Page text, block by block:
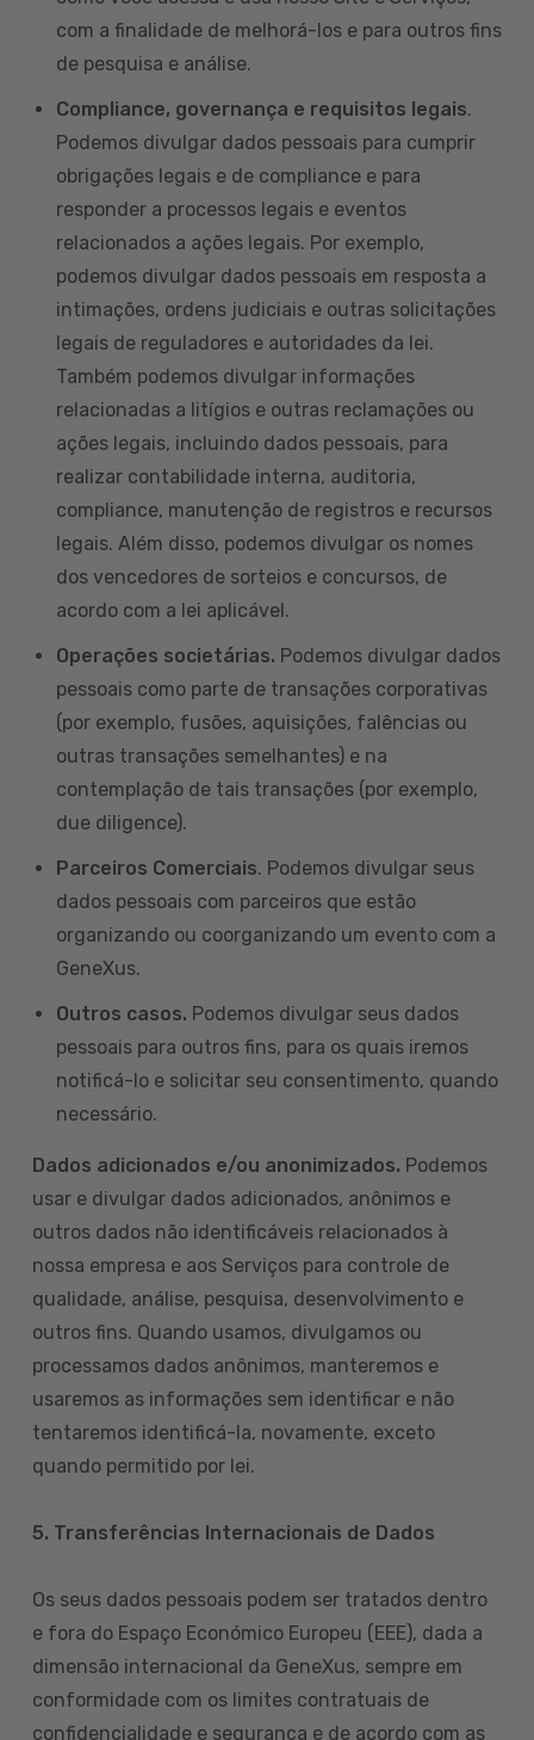
com a finalidade de melhorá-los e para outros fins
de pesquisa e análise.
Compliance, governança e requisitos legais.
Podemos divulgar dados pessoais para cumprir
obrigações legais e de compliance e para
responder a processos legais e eventos
relacionados a ações legais. Por exemplo,
podemos divulgar dados pessoais em resposta a
intimações, ordens judiciais e outras solicitações
legais de reguladores e autoridades da lei.
Também podemos divulgar informações
relacionadas a litígios e outras reclamações ou
ações legais, incluindo dados pessoais, para
realizar contabilidade interna, auditoria,
compliance, manutenção de registros e recursos
legais. Além disso, podemos divulgar os nomes
dos vencedores de sorteios e concursos, de
acordo com a lei aplicável.
Operações societárias. Podemos divulgar dados
pessoais como parte de transações corporativas
(por exemplo, fusões, aquisições, falências ou
outras transações semelhantes) e na
contemplação de tais transações (por exemplo,
due diligence).
Parceiros Comerciais. Podemos divulgar seus
dados pessoais com parceiros que estão
organizando ou coorganizando um evento com a
GeneXus.
Outros casos. Podemos divulgar seus dados
pessoais para outros fins, para os quais iremos
notificá-lo e solicitar seu consentimento, quando
necessário.
Dados adicionados e/ou anonimizados. Podemos
usar e divulgar dados adicionados, anônimos e
outros dados não identificáveis relacionados à
nossa empresa e aos Serviços para controle de
qualidade, análise, pesquisa, desenvolvimento e
outros fins. Quando usamos, divulgamos ou
processamos dados anônimos, manteremos e
usaremos as informações sem identificar e não
tentaremos identificá-la, novamente, exceto
quando permitido por lei.
5. Transferências Internacionais de Dados
Os seus dados pessoais podem ser tratados dentro
e fora do Espaço Económico Europeu (EEE), dada a
dimensão internacional da GeneXus, sempre em
conformidade com os limites contratuais de
confidencialidade e segurança e de acordo com as